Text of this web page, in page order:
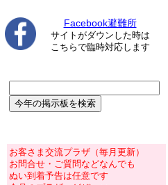
Facebook避難所
サイトがダウンした時は
こちらで臨時対応します
お客さま交流プラザ（毎月更新）
お問合せ・ご質問などなんでも
ぬい到着予告は任意です